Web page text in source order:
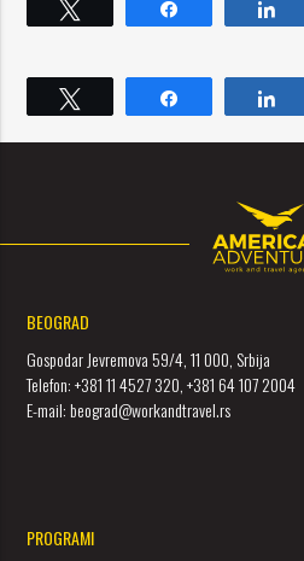
BEOGRAD
Gospodar Jevremova 59/4, 11 000, Srbija
Telefon: +381 11 4527 320, +381 64 107 2004
E-mail: beograd@workandtravel.rs
PROGRAMI